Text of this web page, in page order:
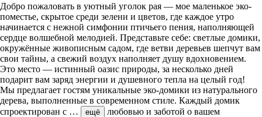
Добро пожаловать в уютный уголок рая — мое маленькое эко-
поместье, скрытое среди зелени и цветов, где каждое утро
начинается с нежной симфонии птичьего пения, наполняющей
сердце волшебной мелодией. Представьте себе: светлые домики,
окружённые живописным садом, где ветви деревьев шепчут вам
свои тайны, а свежий воздух наполняет душу вдохновением.
Это место — истинный оазис природы, за несколько дней
подарит вам заряд энергии и душевного тепла на целый год!
Мы предлагает гостям уникальные эко-домики из натурального
дерева, выполненные в современном стиле. Каждый домик
спроектирован с … ещё
любовью и заботой о вашем